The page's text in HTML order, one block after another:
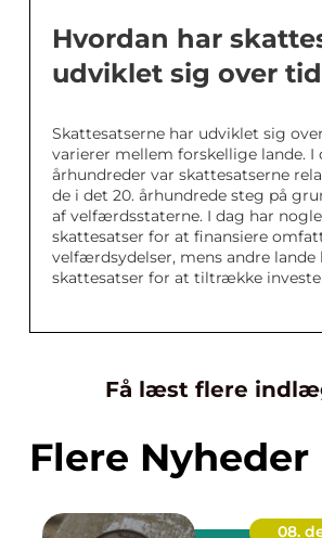
Hvordan har
udviklet sig over
Skattesatserne har udviklet sig
varierer mellem forskellige lande. I
århundreder var skattesatserne
de i det 20. århundrede steg på
af velfærdsstaterne. I dag har
skattesatser for at finansiere
velfærdsydelser, mens andre lande
skattesatser for at tiltrække
Få læst flere
Flere Nyheder
08.